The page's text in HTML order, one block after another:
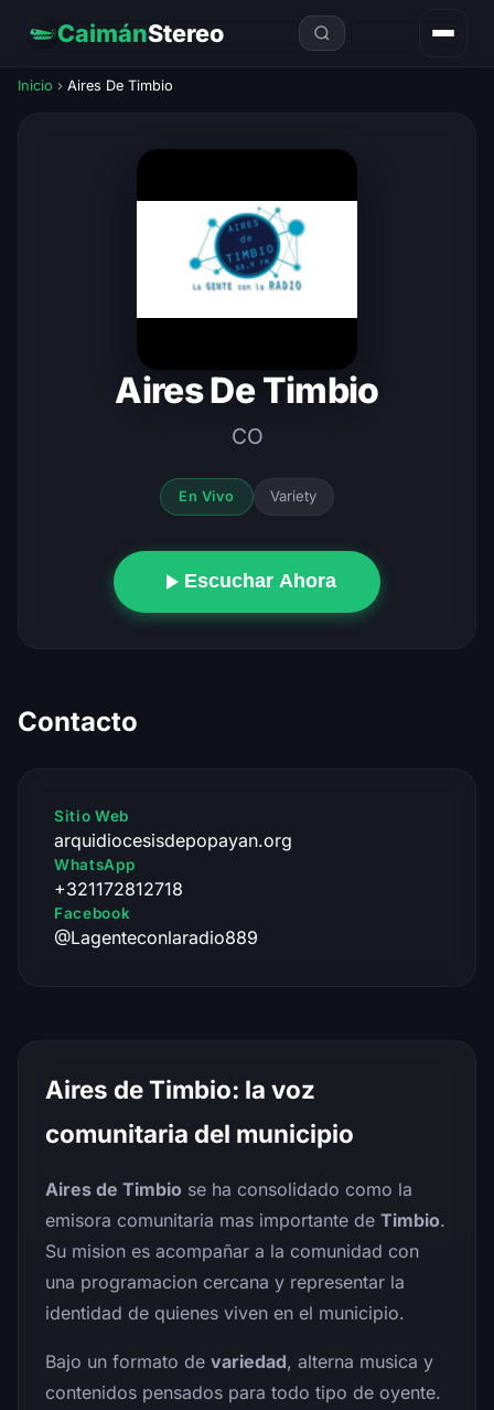
CaimánStereo
Inicio › Aires De Timbio
Aires De Timbio
CO
En Vivo Variety
Escuchar Ahora
Contacto
Sitio Web
arquidiocesisdepopayan.org
WhatsApp
+321172812718
Facebook
@Lagenteconlaradio889
Aires de Timbio: la voz
comunitaria del municipio
Aires de Timbio se ha consolidado como la
emisora comunitaria mas importante de Timbio.
Su mision es acompañar a la comunidad con
una programacion cercana y representar la
identidad de quienes viven en el municipio.
Bajo un formato de variedad, alterna musica y
contenidos pensados para todo tipo de oyente.